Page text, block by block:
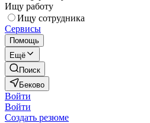
Ищу работу
Ищу сотрудника
Сервисы
Помощь
Ещё
Поиск
Беково
Войти
Войти
Создать резюме